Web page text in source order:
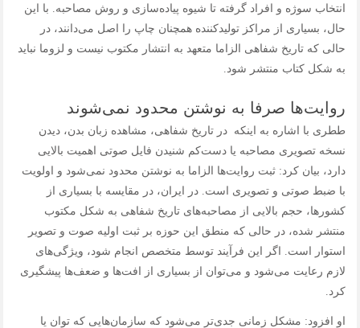
انتخاب سوژه و افراد گرفته تا شیوه پیاده‌سازی و روش مصاحبه. با این
حال، بسیاری از مراکز تولیدکننده همچنان چاپ را اصل می‌دانند، در
حالی که تاریخ شفاهی الزاما متعهد به انتشار مکتوب نیست و لزوما نباید
به شکل کتاب منتشر شود.
روایت‌ها صرفا به نوشتن محدود نمی‌شوند
ططری با اشاره به اینکه در تاریخ شفاهی، مشاهده زبان بدن، دیدن
نسخه تصویری مصاحبه یا دست‌کم شنیدن فایل صوتی اهمیت بالایی
دارد، بیان کرد: ثبت روایت‌ها الزاما به نوشتن محدود نمی‌شود و اولویت
با ضبط صوتی و تصویری است. در ایران، در مقایسه با بسیاری از
کشورها، حجم بالایی از مصاحبه‌های تاریخ شفاهی به شکل مکتوب
منتشر شده، در حالی که منطق این حوزه بر ثبت اولیه صوت و تصویر
استوار است. اگر این فرآیند توسط متخصص انجام شود، ویژگی‌های
لازم رعایت می‌شود و می‌توان از بسیاری از افت‌ها و ضعف‌ها پیشگیری
کرد.
او افزود: مشکل زمانی جدی‌تر می‌شود که سازمان‌هایی که توان یا